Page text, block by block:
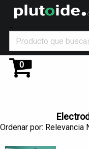
0
Ordenar por: Relevancia